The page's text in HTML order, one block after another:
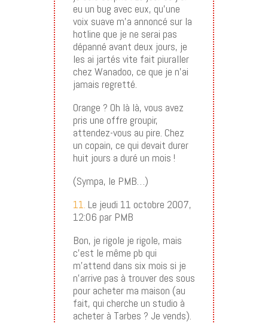
eu un bug avec eux, qu’une
voix suave m’a annoncé sur la
hotline que je ne serai pas
dépanné avant deux jours, je
les ai jartés vite fait piuraller
chez Wanadoo, ce que je n’ai
jamais regretté.
Orange ? Oh là là, vous avez
pris une offre groupir,
attendez-vous au pire. Chez
un copain, ce qui devait durer
huit jours a duré un mois !
(Sympa, le PMB…)
11. Le jeudi 11 octobre 2007,
12:06 par PMB
Bon, je rigole je rigole, mais
c’est le même pb qui
m’attend dans six mois si je
n’arrive pas à trouver des sous
pour acheter ma maison (au
fait, qui cherche un studio à
acheter à Tarbes ? Je vends).